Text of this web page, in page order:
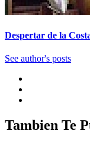
Despertar de la
See author's posts
Tambien Te